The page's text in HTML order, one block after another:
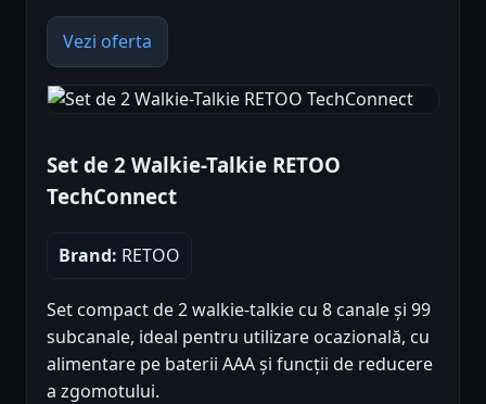
Vezi oferta
Set de 2 Walkie-Talkie RETOO
TechConnect
Brand: RETOO
Set compact de 2 walkie-talkie cu 8 canale și 99
subcanale, ideal pentru utilizare ocazională, cu
alimentare pe baterii AAA și funcții de reducere
a zgomotului.